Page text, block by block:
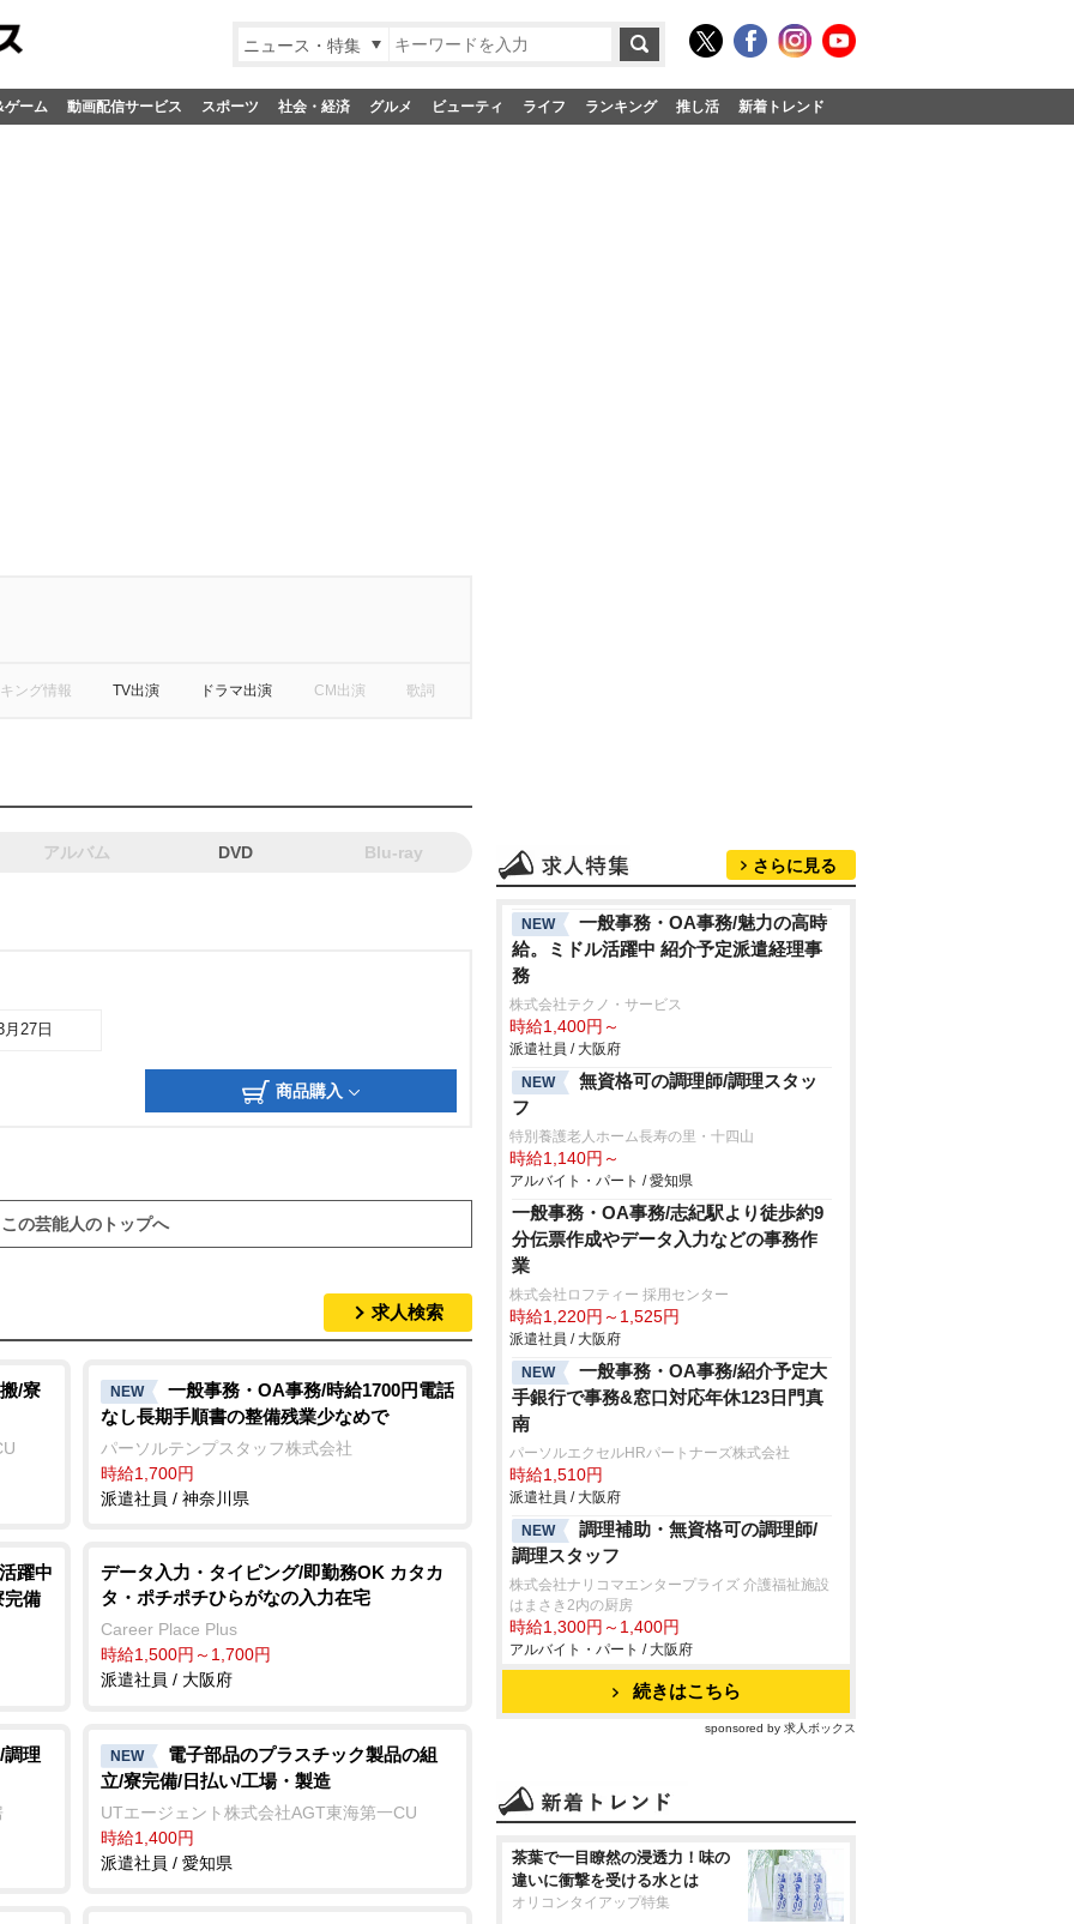
ニュース・特集
ゲーム 動画配信サービス スポーツ 社会・経済 グルメ ビューティ ライフ ランキング 推し活 新着トレンド
ング情報 TV出演 ドラマ出演 CM出演 歌詞
アルバム DVD Blu-ray
27日
商品購入
この芸能人のトップへ
求人検索
/寮 NEW
一般事務・OA事務/時給1700円電話
なし長期手順書の整備残業少なめで
パーソルテンプスタッフ株式会社
時給1,700円
派遣社員 / 神奈川県
躍中
完備
データ入力・タイピング/即勤務OK カタカ
タ・ポチポチひらがなの入力在宅
Career Place Plus
時給1,500円～1,700円
派遣社員 / 大阪府
調理 NEW
電子部品のプラスチック製品の組
立/寮完備/日払い/工場・製造
UTエージェント株式会社AGT東海第一CU
時給1,400円
派遣社員 / 愛知県
さらに見る
NEW
一般事務・OA事務/魅力の高時
給。ミドル活躍中 紹介予定派遣経理事
務
株式会社テクノ・サービス
時給1,400円～
派遣社員 / 大阪府
NEW
無資格可の調理師/調理スタッ
フ
特別養護老人ホーム長寿の里・十四山
時給1,140円～
アルバイト・パート / 愛知県
一般事務・OA事務/志紀駅より徒歩約9
分伝票作成やデータ入力などの事務作
業
株式会社ロフティー 採用センター
時給1,220円～1,525円
派遣社員 / 大阪府
NEW
一般事務・OA事務/紹介予定大
手銀行で事務&窓口対応年休123日門真
南
パーソルエクセルHRパートナーズ株式会社
時給1,510円
派遣社員 / 大阪府
NEW
調理補助・無資格可の調理師/
調理スタッフ
株式会社ナリコマエンタープライズ 介護福祉施設
はまさき2内の厨房
時給1,300円～1,400円
アルバイト・パート / 大阪府
続きはこちら
sponsored by 求人ボックス
茶葉で一目瞭然の浸透力！味の
違いに衝撃を受ける水とは
オリコンタイアップ特集